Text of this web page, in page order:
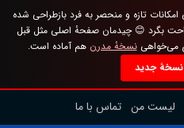
تازه و منحصر به فرد بازطراحی شده
بگرد 😊 چیدمان صفحهٔ اصلی مثل قبل
می‌خواهینسخهٔ مدرن هم آماده است.
جدید
لیست من تماس با ما